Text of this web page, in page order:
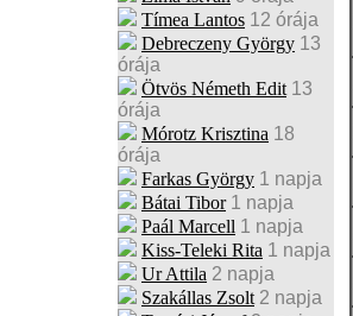
Tímea Lantos 12 órája
Debreczeny György 13
órája
Ötvös Németh Edit 13
órája
Mórotz Krisztina 18
órája
Farkas György 1 napja
Bátai Tibor 1 napja
Paál Marcell 1 napja
Kiss-Teleki Rita 1 napja
Ur Attila 2 napja
Szakállas Zsolt 2 napja